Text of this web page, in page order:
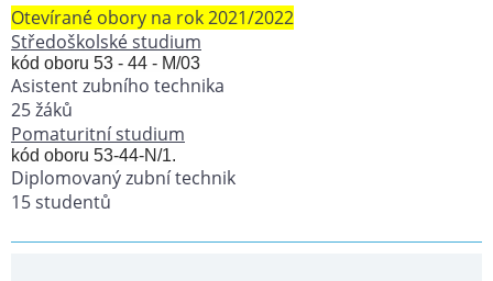
Otevírané obory na rok 2021/2022
Středoškolské studium
kód oboru 53 - 44 - M/03
Asistent zubního technika
25 žáků
Pomaturitní studium
kód oboru 53-44-N/1.
Diplomovaný zubní technik
15 studentů